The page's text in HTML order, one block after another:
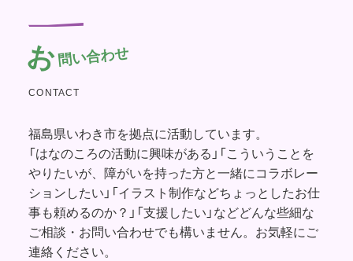
お問い合わせ
CONTACT
福島県いわき市を拠点に活動しています。
「はなのころの活動に興味がある」「こういうことを
やりたいが、障がいを持った方と一緒にコラボレー
ションしたい」「イラスト制作などちょっとしたお仕
事も頼めるのか？」「支援したい」などどんな些細な
ご相談・お問い合わせでも構いません。お気軽にご
連絡ください。